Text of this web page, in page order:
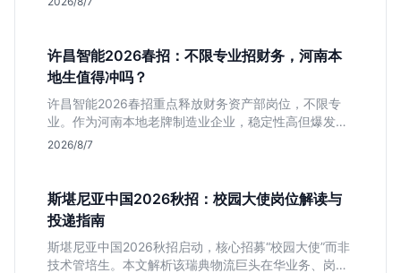
许昌智能2026春招：不限专业招财务，河南本
地生值得冲吗？
许昌智能2026春招重点释放财务资产部岗位，不限专
业。作为河南本地老牌制造业企业，稳定性高但爆发涨
薪机会少。适合想在本地积累工业场景经验的应届生。
2026/8/7
斯堪尼亚中国2026秋招：校园大使岗位解读与
投递指南
斯堪尼亚中国2026秋招启动，核心招募“校园大使”而非
技术管培生。本文解析该瑞典物流巨头在华业务、岗位